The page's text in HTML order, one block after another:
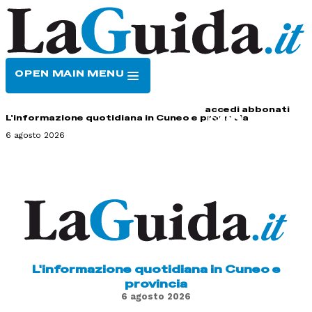
OPEN MAIN MENU
accedi abbonati
L'informazione quotidiana in Cuneo e provincia
6 agosto 2026
L'informazione quotidiana in Cuneo e
provincia
6 agosto 2026